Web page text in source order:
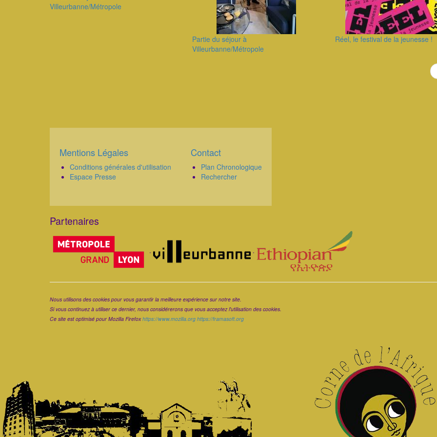
Villeurbanne/Métropole
Partie du séjour à
Villeurbanne/Métropole
Réel, le festival de la jeunesse !
Corps
Mentions Légales
Conditions générales d'utilisation
Espace Presse
Corps
Contact
Plan Chronologique
Rechercher
Partenaires
Corps
.
.
Nous utilisons des cookies pour vous garantir la meilleure expérience sur notre site.
Si vous continuez à utiliser ce dernier, nous considérerons que vous acceptez l'utilisation des cookies.
Ce site est optimisé pour Mozilla Firefoxhttps://www.mozilla.org https://framasoft.org